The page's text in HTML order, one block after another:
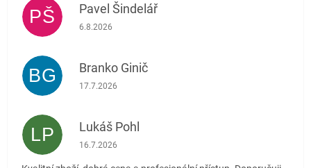
PŠ Pavel Šindelář
Hodnocení obchodu je 5 z 5 hvězdiček.
6.8.2026
BG Branko Ginič
Hodnocení obchodu je 5 z 5 hvězdiček.
17.7.2026
LP Lukáš Pohl
Hodnocení obchodu je 5 z 5 hvězdiček.
16.7.2026